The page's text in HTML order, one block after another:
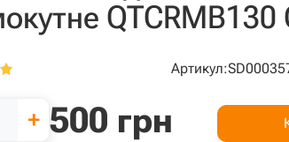
QTCRMB130
Артикул:
+ 500 грн